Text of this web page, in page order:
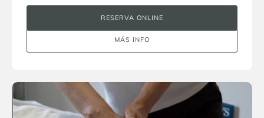
RESERVA ONLINE
MÁS INFO